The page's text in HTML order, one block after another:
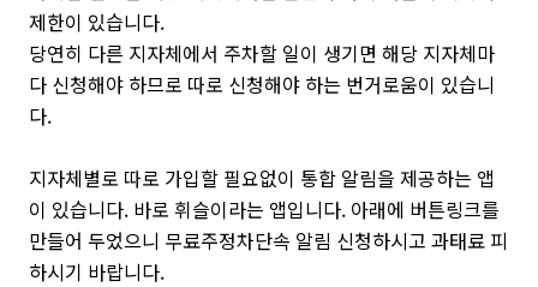
제한이 있습니다.
당연히 다른 지자체에서 주차할 일이 생기면 해당 지자체마
다 신청해야 하므로 따로 신청해야 하는 번거로움이 있습니
다.
지자체별로 따로 가입할 필요없이 통합 알림을 제공하는 앱
이 있습니다. 바로 휘슬이라는 앱입니다. 아래에 버튼링크를
만들어 두었으니 무료주정차단속 알림 신청하시고 과태료 피
하시기 바랍니다.